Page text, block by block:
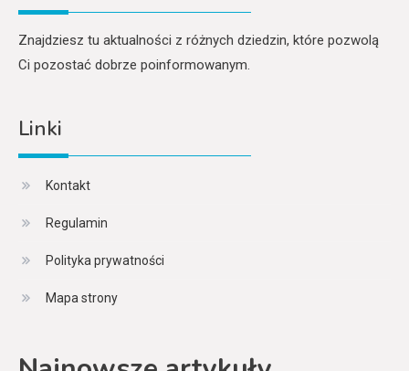
Znajdziesz tu aktualności z różnych dziedzin, które pozwolą
Ci pozostać dobrze poinformowanym.
Linki
Kontakt
Regulamin
Polityka prywatności
Mapa strony